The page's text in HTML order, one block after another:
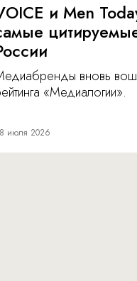
и Men
вновь
«Медиалогии».
июля 2026